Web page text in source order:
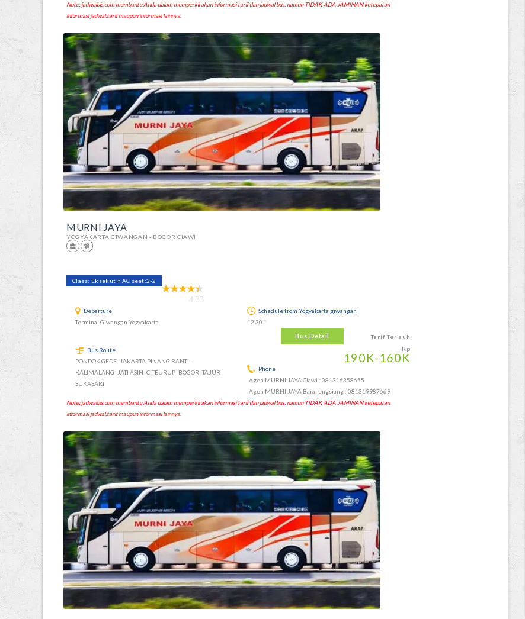
Note: jadwalbis.com membantu Anda dalam memperkirakan informasi tarif dan jadwal bus, namun TIDAK ADA JAMINAN ketepatan
informasi jadwal,tarif maupun informasi lainnya.
MURNI JAYA
YOGYAKARTA GIWANGAN - BOGOR CIAWI
Class: Eksekutif AC seat:2-2
4.33
Departure
Terminal Giwangan Yogyakarta
Schedule from Yogyakarta giwangan
12.30 *
Tarif Terjauh
Rp
190K-160K
Bus Detail
Bus Route
PONDOK GEDE- JAKARTA PINANG RANTI-
KALIMALANG- JATI ASIH- CITEURUP- BOGOR- TAJUR-
SUKASARI
Phone
-Agen MURNI JAYA Ciawi : 081316358655
-Agen MURNI JAYA Baranangsiang : 081319987669
Note: jadwalbis.com membantu Anda dalam memperkirakan informasi tarif dan jadwal bus, namun TIDAK ADA JAMINAN ketepatan
informasi jadwal,tarif maupun informasi lainnya.